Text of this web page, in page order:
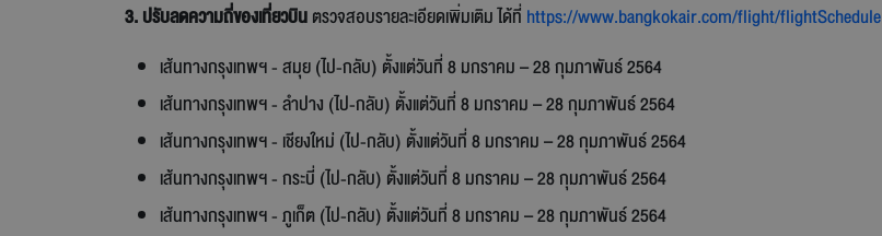
3. ปรับลดความถี่ของเที่ยวบินตรวจสอบรายละเอียดเพิ่มเติม ได้ที่ https://www.bangkokair.com/flight/flightSchedule
เส้นทางกรุงเทพฯ - สมุย (ไป-กลับ) ตั้งแต่วันที่ 8 มกราคม – 28 กุมภาพันธ์ 2564
เส้นทางกรุงเทพฯ - ลำปาง (ไป-กลับ) ตั้งแต่วันที่ 8 มกราคม – 28 กุมภาพันธ์ 2564
เส้นทางกรุงเทพฯ - เชียงใหม่ (ไป-กลับ) ตั้งแต่วันที่ 8 มกราคม – 28 กุมภาพันธ์ 2564
เส้นทางกรุงเทพฯ - กระบี่ (ไป-กลับ) ตั้งแต่วันที่ 8 มกราคม – 28 กุมภาพันธ์ 2564
เส้นทางกรุงเทพฯ - ภูเก็ต (ไป-กลับ) ตั้งแต่วันที่ 8 มกราคม – 28 กุมภาพันธ์ 2564